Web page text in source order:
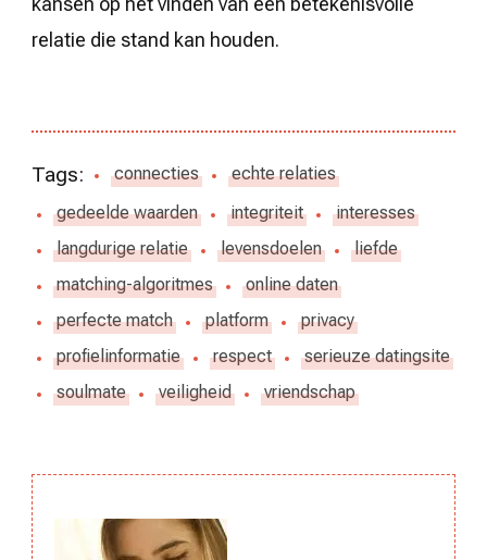
relatie die stand kan houden.
Tags: connecties
echte relaties
gedeelde waarden
integriteit
interesses
langdurige relatie
levensdoelen
liefde
matching-algoritmes
online daten
perfecte match
platform
privacy
profielinformatie
respect
serieuze datingsite
soulmate
veiligheid vriendschap
Berichtnavigatie